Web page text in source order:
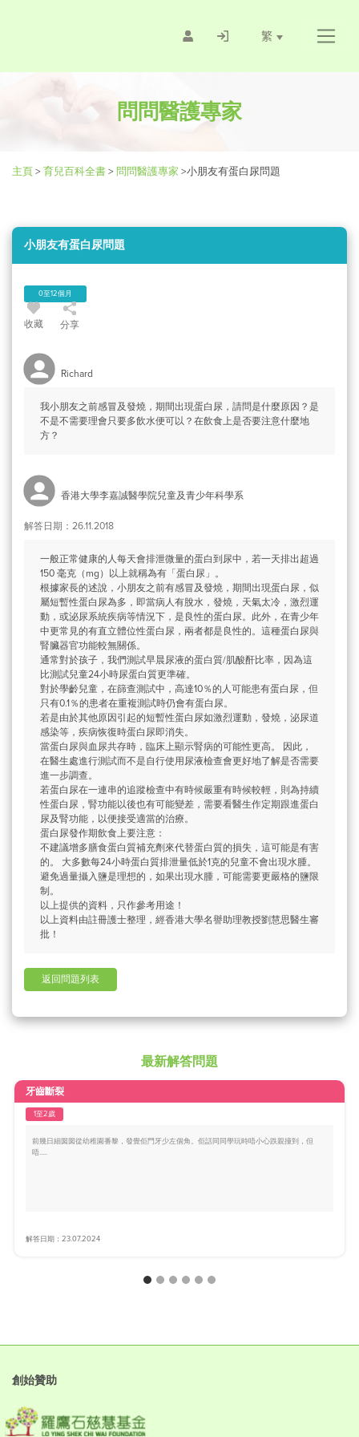
繁
問問醫護專家
主頁> 育兒百科全書> 問問醫護專家 >小朋友有蛋白尿問題
小朋友有蛋白尿問題
0至12個月
收藏 分享
Richard
我小朋友之前感冒及發燒，期間出現蛋白尿，請問是什麼原因？是
不是不需要理會只要多飲水便可以？在飲食上是否要注意什麼地
方？
香港大學李嘉誠醫學院兒童及青少年科學系
解答日期：26.11.2018
一般正常健康的人每天會排泄微量的蛋白到尿中，若一天排出超過
150 毫克（mg）以上就稱為有「蛋白尿」。
根據家長的述說，小朋友之前有感冒及發燒，期間出現蛋白尿，似
屬短暫性蛋白尿為多，即當病人有脫水，發燒，天氣太冷，激烈運
動，或泌尿系統疾病等情況下，是良性的蛋白尿。此外，在青少年
中更常見的有直立體位性蛋白尿，兩者都是良性的。這種蛋白尿與
腎臟器官功能較無關係。
通常對於孩子，我們測試早晨尿液的蛋白質/肌酸酐比率，因為這
比測試兒童24小時尿蛋白質更準確。
對於學齡兒童，在篩查測試中，高達10％的人可能患有蛋白尿，但
只有0.1％的患者在重複測試時仍會有蛋白尿。
若是由於其他原因引起的短暫性蛋白尿如激烈運動，發燒，泌尿道
感染等，疾病恢復時蛋白尿即消失。
當蛋白尿與血尿共存時，臨床上顯示腎病的可能性更高。 因此，
在醫生處進行測試而不是自行使用尿液檢查會更好地了解是否需要
進一步調查。
若蛋白尿在一連串的追蹤檢查中有時候嚴重有時候較輕，則為持續
性蛋白尿，腎功能以後也有可能變差，需要看醫生作定期跟進蛋白
尿及腎功能，以便接受適當的治療。
蛋白尿發作期飲食上要注意：
不建議增多膳食蛋白質補充劑來代替蛋白質的損失，這可能是有害
的。 大多數每24小時蛋白質排泄量低於1克的兒童不會出現水腫。
避免過量攝入鹽是理想的，如果出現水腫，可能需要更嚴格的鹽限
制。
以上提供的資料，只作參考用途！
以上資料由註冊護士整理，經香港大學名譽助理教授劉慧思醫生審
批！
返回問題列表
最新解答問題
牙齒斷裂
1至2歲
前幾日細囡囡從幼稚園番黎，發覺佢門牙少左個角。佢話同同學玩時唔小心跌親撞到，但
唔.....
解答日期：23.07.2024
創始贊助